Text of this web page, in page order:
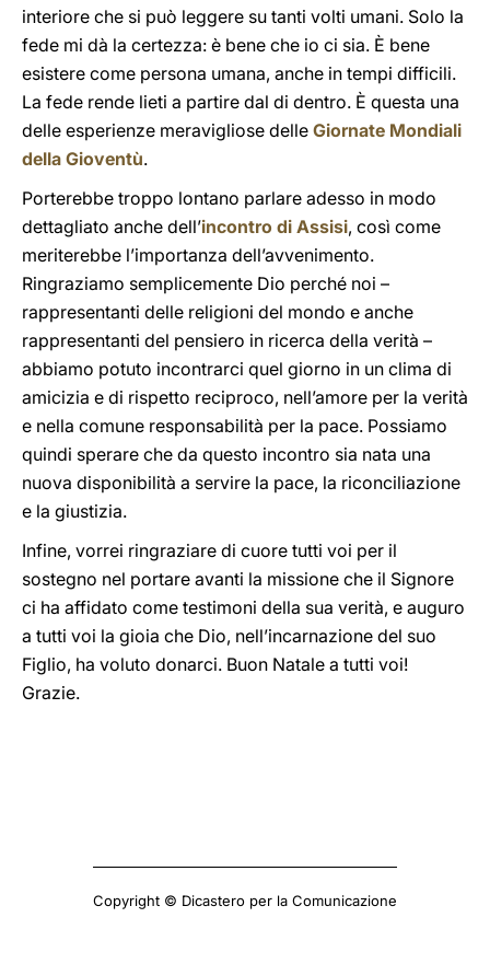
interiore che si può leggere su tanti volti umani. Solo la
fede mi dà la certezza: è bene che io ci sia. È bene
esistere come persona umana, anche in tempi difficili.
La fede rende lieti a partire dal di dentro. È questa una
delle esperienze meravigliose delle Giornate Mondiali
della Gioventù.
Porterebbe troppo lontano parlare adesso in modo
dettagliato anche dell’incontro di Assisi, così come
meriterebbe l’importanza dell’avvenimento.
Ringraziamo semplicemente Dio perché noi –
rappresentanti delle religioni del mondo e anche
rappresentanti del pensiero in ricerca della verità –
abbiamo potuto incontrarci quel giorno in un clima di
amicizia e di rispetto reciproco, nell’amore per la verità
e nella comune responsabilità per la pace. Possiamo
quindi sperare che da questo incontro sia nata una
nuova disponibilità a servire la pace, la riconciliazione
e la giustizia.
Infine, vorrei ringraziare di cuore tutti voi per il
sostegno nel portare avanti la missione che il Signore
ci ha affidato come testimoni della sua verità, e auguro
a tutti voi la gioia che Dio, nell’incarnazione del suo
Figlio, ha voluto donarci. Buon Natale a tutti voi!
Grazie.
Copyright © Dicastero per la Comunicazione